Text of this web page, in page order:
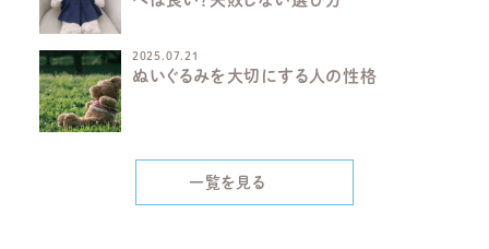
2025.07.21
ぬいぐるみを大切にする人の性格
一覧を見る